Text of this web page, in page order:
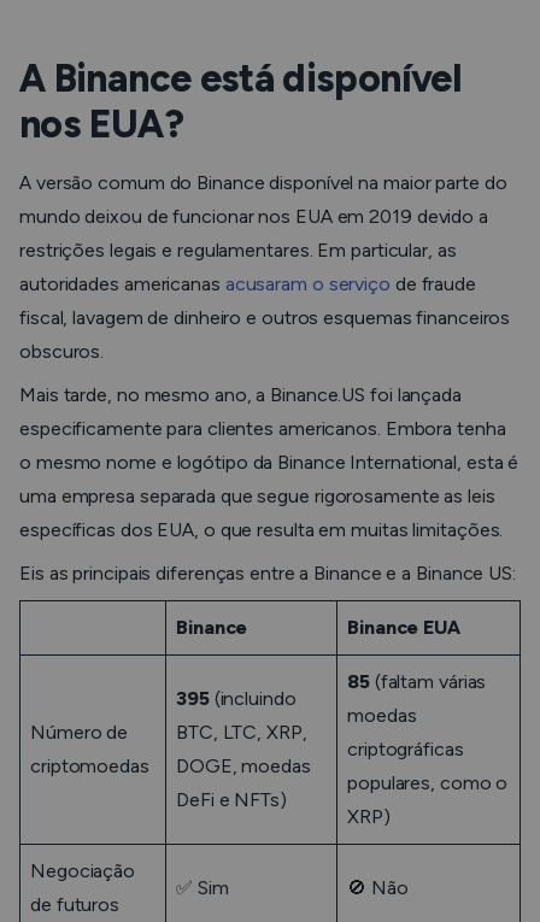
A Binance está disponível
nos EUA?
A versão comum do Binance disponível na maior parte do
mundo deixou de funcionar nos EUA em 2019 devido a
restrições legais e regulamentares. Em particular, as
autoridades americanas acusaram o serviço de fraude
fiscal, lavagem de dinheiro e outros esquemas financeiros
obscuros.
Mais tarde, no mesmo ano, a Binance.US foi lançada
especificamente para clientes americanos. Embora tenha
o mesmo nome e logótipo da Binance International, esta é
uma empresa separada que segue rigorosamente as leis
específicas dos EUA, o que resulta em muitas limitações.
Eis as principais diferenças entre a Binance e a Binance US:
Binance Binance EUA
Número de
criptomoedas
395 (incluindo
BTC, LTC, XRP,
DOGE, moedas
DeFi e NFTs)
85 (faltam várias
moedas
criptográficas
populares, como o
XRP)
Negociação
de futuros
✅ Sim 🚫 Não